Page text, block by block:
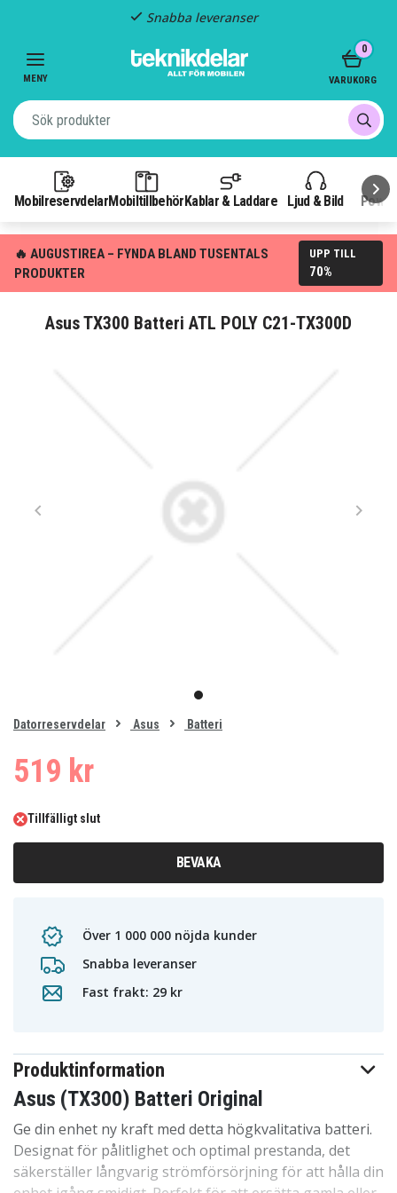
Snabba leveranser
MENY
MobilreservdelarMobiltillbehör Kablar & Laddare Ljud & Bild
0
VARUKORG
🔥 AUGUSTIREA – FYNDA BLAND TUSENTALS
PRODUKTER
UPP TILL
70%
Asus TX300 Batteri ATL POLY C21-TX300D
item
0
of
Datorreservdelar Asus Batteri
519 kr
Tillfälligt slut
BEVAKA
Över 1 000 000 nöjda kunder
Snabba leveranser
Fast frakt: 29 kr
Produktinformation
Asus (TX300) Batteri Original
Ge din enhet ny kraft med detta högkvalitativa batteri.
Designat för pålitlighet och optimal prestanda, det
säkerställer långvarig strömförsörjning för att hålla din